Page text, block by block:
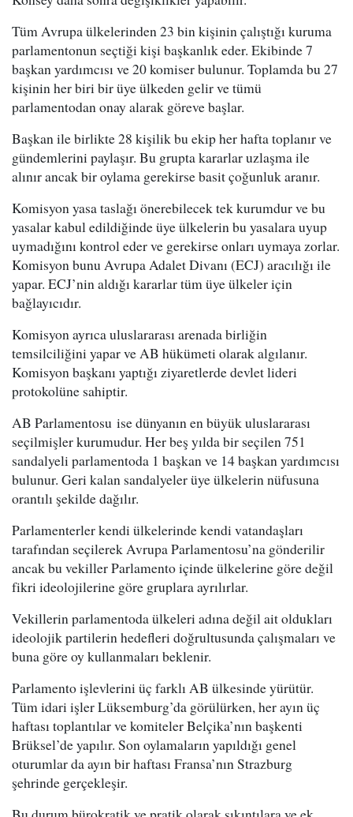
Tüm Avrupa ülkelerinden 23 bin kişinin çalıştığı kuruma
parlamentonun seçtiği kişi başkanlık eder. Ekibinde 7
başkan yardımcısı ve 20 komiser bulunur. Toplamda bu 27
kişinin her biri bir üye ülkeden gelir ve tümü
parlamentodan onay alarak göreve başlar.
Başkan ile birlikte 28 kişilik bu ekip her hafta toplanır ve
gündemlerini paylaşır. Bu grupta kararlar uzlaşma ile
alınır ancak bir oylama gerekirse basit çoğunluk aranır.
Komisyon yasa taslağı önerebilecek tek kurumdur ve bu
yasalar kabul edildiğinde üye ülkelerin bu yasalara uyup
uymadığını kontrol eder ve gerekirse onları uymaya zorlar.
Komisyon bunu Avrupa Adalet Divanı (ECJ) aracılığı ile
yapar. ECJ’nin aldığı kararlar tüm üye ülkeler için
bağlayıcıdır.
Komisyon ayrıca uluslararası arenada birliğin
temsilciliğini yapar ve AB hükümeti olarak algılanır.
Komisyon başkanı yaptığı ziyaretlerde devlet lideri
protokolüne sahiptir.
AB Parlamentosu ise dünyanın en büyük uluslararası
seçilmişler kurumudur. Her beş yılda bir seçilen 751
sandalyeli parlamentoda 1 başkan ve 14 başkan yardımcısı
bulunur. Geri kalan sandalyeler üye ülkelerin nüfusuna
orantılı şekilde dağılır.
Parlamenterler kendi ülkelerinde kendi vatandaşları
tarafından seçilerek Avrupa Parlamentosu’na gönderilir
ancak bu vekiller Parlamento içinde ülkelerine göre değil
fikri ideolojilerine göre gruplara ayrılırlar.
Vekillerin parlamentoda ülkeleri adına değil ait oldukları
ideolojik partilerin hedefleri doğrultusunda çalışmaları ve
buna göre oy kullanmaları beklenir.
Parlamento işlevlerini üç farklı AB ülkesinde yürütür.
Tüm idari işler Lüksemburg’da görülürken, her ayın üç
haftası toplantılar ve komiteler Belçika’nın başkenti
Brüksel’de yapılır. Son oylamaların yapıldığı genel
oturumlar da ayın bir haftası Fransa’nın Strazburg
şehrinde gerçekleşir.